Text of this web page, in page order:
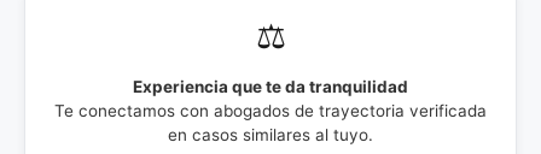
⚖️
Experiencia que te da tranquilidad
Te conectamos con abogados de trayectoria verificada
en casos similares al tuyo.